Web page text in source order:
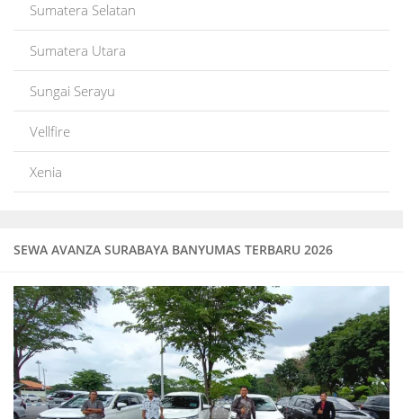
SEWA AVANZA SURABAYA BANYUMAS TERBARU 2026
Sumatera Selatan
Sumatera Utara
Sungai Serayu
Vellfire
Xenia